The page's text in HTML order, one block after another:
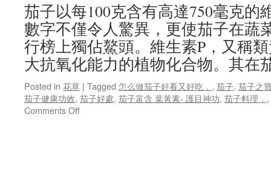
子
開
始
！
茄子以每100克含有高達750毫克的
數字不僅令人驚異，更使茄子在蔬
行榜上獨佔鰲頭。維生素P，又稱
大抗氧化能力的植物化合物。其在
Posted in 花草 | Tagged 怎么做茄子好看又好吃， , 茄子, 茄子之
茄子健康功效, 茄子好處, 茄子富含 葉黃素- 護目神功, 茄子料理， ,
Comments Offon